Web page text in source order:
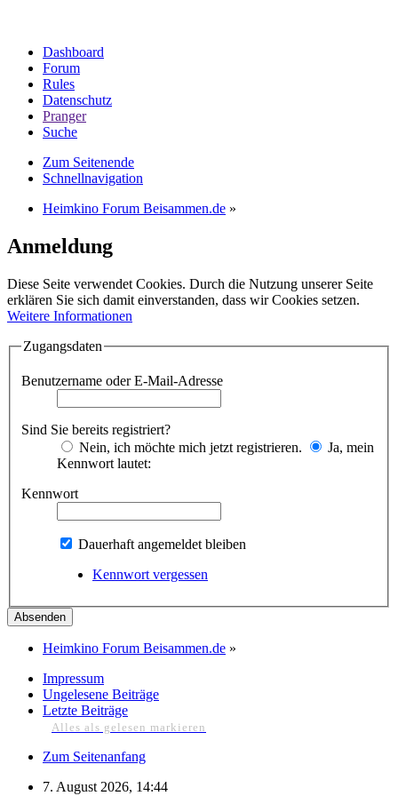
Dashboard
Forum
Rules
Datenschutz
Pranger
Suche
Zum Seitenende
Schnellnavigation
Heimkino Forum Beisammen.de »
Anmeldung
Diese Seite verwendet Cookies. Durch die Nutzung unserer Seite
erklären Sie sich damit einverstanden, dass wir Cookies setzen.
Weitere Informationen
Zugangsdaten
Benutzername oder E-Mail-Adresse
Sind Sie bereits registriert?
Nein, ich möchte mich jetzt registrieren.
Ja, mein
Kennwort lautet:
Kennwort
Dauerhaft angemeldet bleiben
Kennwort vergessen
Heimkino Forum Beisammen.de »
Impressum
Ungelesene Beiträge
Letzte Beiträge
Alles als gelesen markieren
Zum Seitenanfang
7. August 2026, 14:44